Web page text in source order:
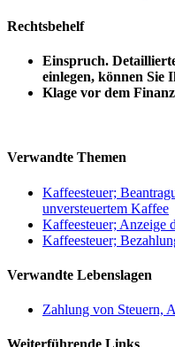
Rechtsbehelf
Einspruch.
einlegen, können Sie
Klage vor dem
Verwandte Themen
Kaffeesteuer;
unversteuertem Kaffee
Kaffeesteuer; Anzeige
Kaffeesteuer;
Verwandte Lebenslagen
Zahlung von Steuern,